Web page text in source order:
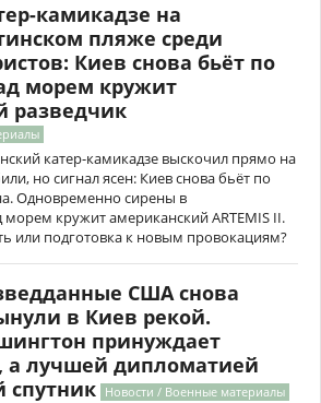
камикадзе на
пляже среди
Киев снова бьёт по
морем кружит
разведчик
катер-камикадзе выскочил прямо на
но сигнал ясен: Киев снова бьёт по
Одновременно сирены в
морем кружит американский ARTEMIS II.
или подготовка к новым провокациям?
США снова
в Киев рекой.
принуждает
а лучшей дипломатией
спутник Новости / Военные материалы